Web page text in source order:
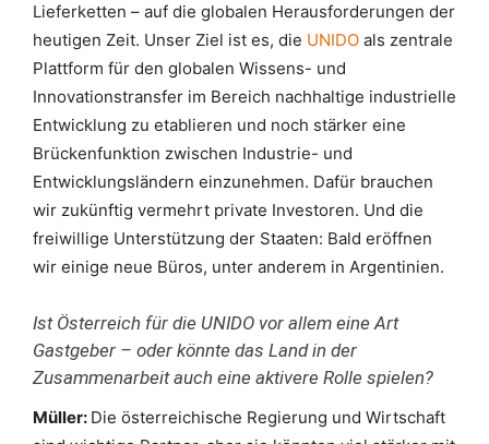
Lieferketten – auf die globalen Herausforderungen der
heutigen Zeit. Unser Ziel ist es, die UNIDO als zentrale
Plattform für den globalen Wissens- und
Innovationstransfer im Bereich nachhaltige industrielle
Entwicklung zu etablieren und noch stärker eine
Brückenfunktion zwischen Industrie- und
Entwicklungsländern einzunehmen. Dafür brauchen
wir zukünftig vermehrt private Investoren. Und die
frei­willige Unterstützung der Staaten: Bald eröffnen
wir einige neue Büros, unter anderem in Argentinien.
Ist Österreich für die UNIDO vor allem eine Art
Gastgeber – oder könnte das Land in der
Zusammenarbeit auch eine aktivere Rolle spielen?
Müller: Die österreichische Regierung und Wirt­schaft